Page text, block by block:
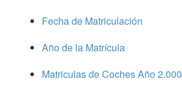
Fecha de Matriculación
Año de la Matrícula
Matriculas de Coches Año 2.000